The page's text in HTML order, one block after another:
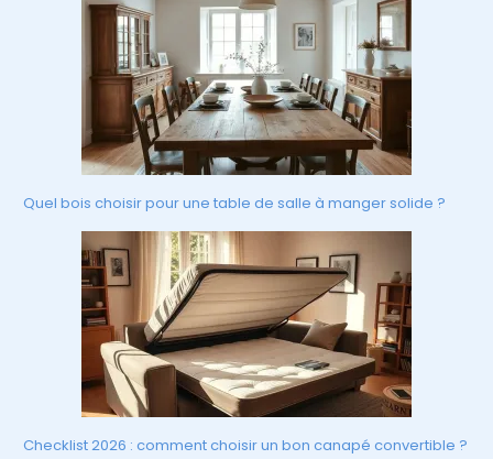
Quel bois choisir pour une table de salle à manger solide ?
Checklist 2026 : comment choisir un bon canapé convertible ?